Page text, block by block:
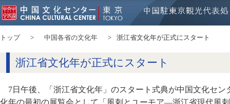
トップ 中国各省の文化年 浙江省文化年が正式にスタート
浙江省文化年が正式にスタート
7日午後、「浙江省文化年」のスタート式典が中国文化セ
化年の最初の展覧会として「風刺とユーモア―浙江省現代風